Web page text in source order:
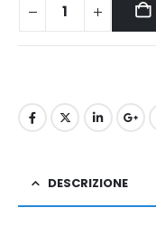
DESCRIZIONE